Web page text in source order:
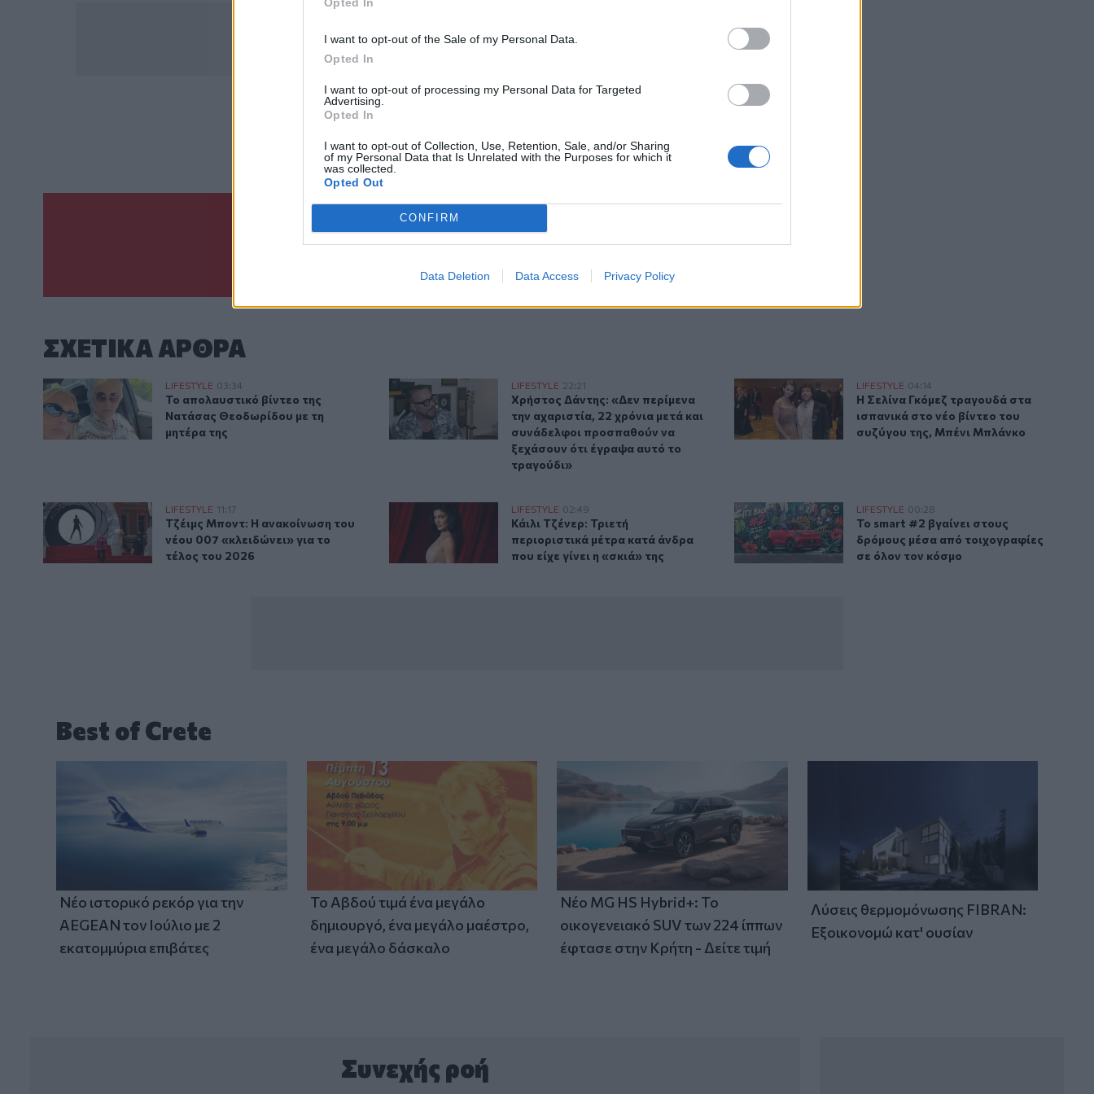
I want to opt-out of the Sale of my Personal Data.
Opted In
I want to opt-out of processing my Personal Data for Targeted
Advertising.
Opted In
I want to opt-out of Collection, Use, Retention, Sale, and/or Sharing
of my Personal Data that Is Unrelated with the Purposes for which it
was collected.
Opted Out
CONFIRM
Data Deletion Data Access Privacy Policy
ΣΧΕΤΙΚΆ TAGS
Γίνε ο ρεπόρτερ του CRETALIVE
κατηγορούμενη για τη φονική επίθεση
ΣΧΕΤΙΚA AΡΘΡΑ
Το απολαυστικό βίντεο της Νατάσας Θεοδωρίδου με τη μητέρα της
LIFESTYLE 03:34
Το απολαυστικό βίντεο της Νατάσας Θεοδωρίδου με τη μητέρα της
Το απολαυστικό βίντεο της
Νατάσας Θεοδωρίδου με τη
μητέρα της
Χρήστος Δάντης: «Δεν περίμενα την αχαριστία, 22 χρόνια μετά και συνάδελφοι προσπαθούν να ξεχάσουν ότι
LIFESTYLE 22:21
Χρήστος Δάντης: «Δεν περίμενα την αχαριστία, 22 χρόνια μετά και συνάδελφοι προσπαθούν να
Χρήστος Δάντης: «Δεν περίμενα
την αχαριστία, 22 χρόνια μετά και
συνάδελφοι προσπαθούν να
ξεχάσουν ότι έγραψα αυτό το
τραγούδι»
Η Σελίνα Γκόμεζ συμμετέχει στο μουσικό βίντεο
LIFESTYLE 04:14
Η Σελίνα Γκόμεζ τραγουδά στα
Η Σελίνα Γκόμεζ τραγουδά στα
ισπανικά στο νέο βίντεο του
συζύγου της, Μπένι Μπλάνκο
Τζέιμς Μποντ: Η ανακοίνωση του νέου 007 «κλειδώνει» για το τέλος του 2026
LIFESTYLE 11:17
Τζέιμς Μποντ: Η ανακοίνωση του νέου 007 «κλειδώνει» για το τέλος του 2026
Τζέιμς Μποντ: Η ανακοίνωση του
νέου 007 «κλειδώνει» για το
τέλος του 2026
Κάιλι Τζένερ: Τριετή περιοριστικά μέτρα κατά άνδρα που είχε γίνει η «σκιά» της
LIFESTYLE 02:49
Κάιλι Τζένερ: Τριετή περιοριστικά μέτρα κατά άνδρα που είχε γίνει η «σκιά» της
Κάιλι Τζένερ: Τριετή
περιοριστικά μέτρα κατά άνδρα
που είχε γίνει η «σκιά» της
Το smart #2 βγαίνει στους δρόμους μέσα από
LIFESTYLE 00:28
Το smart #2 βγαίνει στους δρόμους
Το smart #2 βγαίνει στους
δρόμους μέσα από τοιχογραφίες
σε όλον τον κόσμο
Best of Crete
Νέο ιστορικό ρεκόρ για την
AEGEAN τον Ιούλιο με 2
εκατομμύρια επιβάτες
Το Αβδού τιμά ένα μεγάλο
δημιουργό, ένα μεγάλο μαέστρο,
ένα μεγάλο δάσκαλο
Νέο MG HS Hybrid+: Το
οικογενειακό SUV των 224 ίππων
έφτασε στην Κρήτη - Δείτε τιμή
Λύσεις θερμομόνωσης FIBRAN:
Εξοικονομώ κατ' ουσίαν
Συνεχής ροή